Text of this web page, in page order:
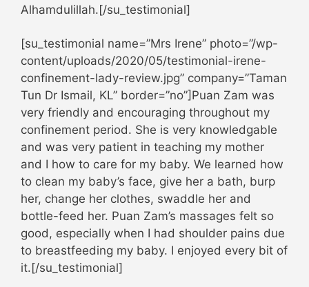
Alhamdulillah.[/su_testimonial]
[su_testimonial name=”Mrs Irene” photo=”/wp-
content/uploads/2020/05/testimonial-irene-
confinement-lady-review.jpg” company=”Taman
Tun Dr Ismail, KL” border=”no”]Puan Zam was
very friendly and encouraging throughout my
confinement period. She is very knowledgable
and was very patient in teaching my mother
and I how to care for my baby. We learned how
to clean my baby’s face, give her a bath, burp
her, change her clothes, swaddle her and
bottle-feed her. Puan Zam’s massages felt so
good, especially when I had shoulder pains due
to breastfeeding my baby. I enjoyed every bit of
it.[/su_testimonial]